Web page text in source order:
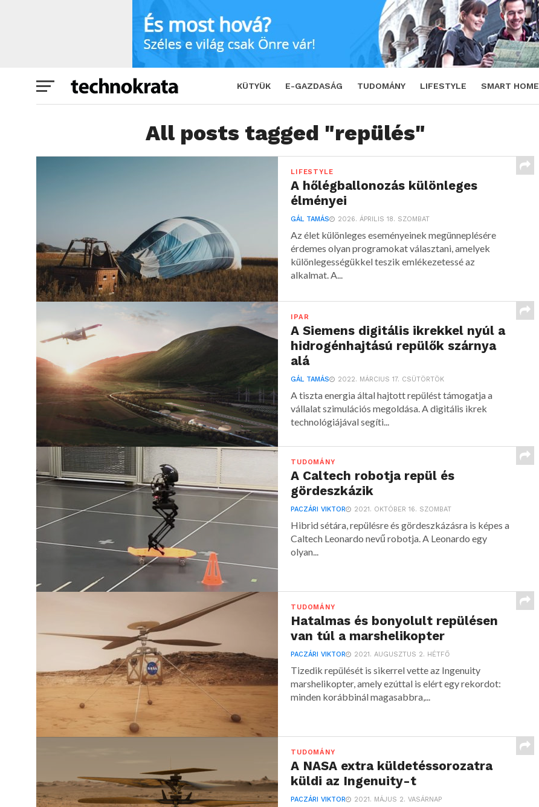
KÜTYÜK E-GAZDASÁG TUDOMÁNY LIFESTYLE SMART HOME
All posts tagged "repülés"
LIFESTYLE
A hőlégballonozás különleges
élményei
GÁL TAMÁS 2026. ÁPRILIS 18. SZOMBAT
Az élet különleges eseményeinek megünneplésére
érdemes olyan programokat választani, amelyek
különlegességükkel teszik emlékezetessé az
alkalmat. A...
IPAR
A Siemens digitális ikrekkel nyúl a
hidrogénhajtású repülők szárnya
alá
GÁL TAMÁS 2022. MÁRCIUS 17. CSÜTÖRTÖK
A tiszta energia által hajtott repülést támogatja a
vállalat szimulációs megoldása. A digitális ikrek
technológiájával segíti...
TUDOMÁNY
A Caltech robotja repül és
gördeszkázik
PACZÁRI VIKTOR 2021. OKTÓBER 16. SZOMBAT
Hibrid sétára, repülésre és gördeszkázásra is képes a
Caltech Leonardo nevű robotja. A Leonardo egy
olyan...
TUDOMÁNY
Hatalmas és bonyolult repülésen
van túl a marshelikopter
PACZÁRI VIKTOR 2021. AUGUSZTUS 2. HÉTFŐ
Tizedik repülését is sikerrel vette az Ingenuity
marshelikopter, amely ezúttal is elért egy rekordot:
minden korábbinál magasabbra,...
TUDOMÁNY
A NASA extra küldetéssorozatra
küldi az Ingenuity-t
PACZÁRI VIKTOR 2021. MÁJUS 2. VASÁRNAP